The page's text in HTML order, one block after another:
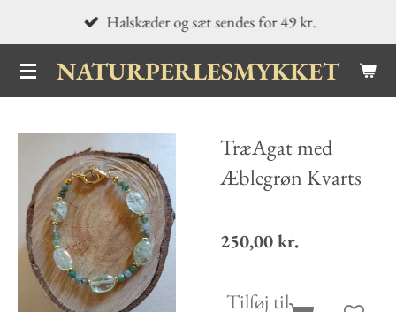
hovedindhold
NATURPERLESMYKKET
Halskæder og sæt sendes for 49 kr.
TræAgat med
Æblegrøn Kvarts
250,00 kr.
Tilføj til